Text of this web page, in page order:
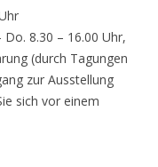
8.30 – 16.00 Uhr,
(durch Tagungen
zur Ausstellung
sich vor einem